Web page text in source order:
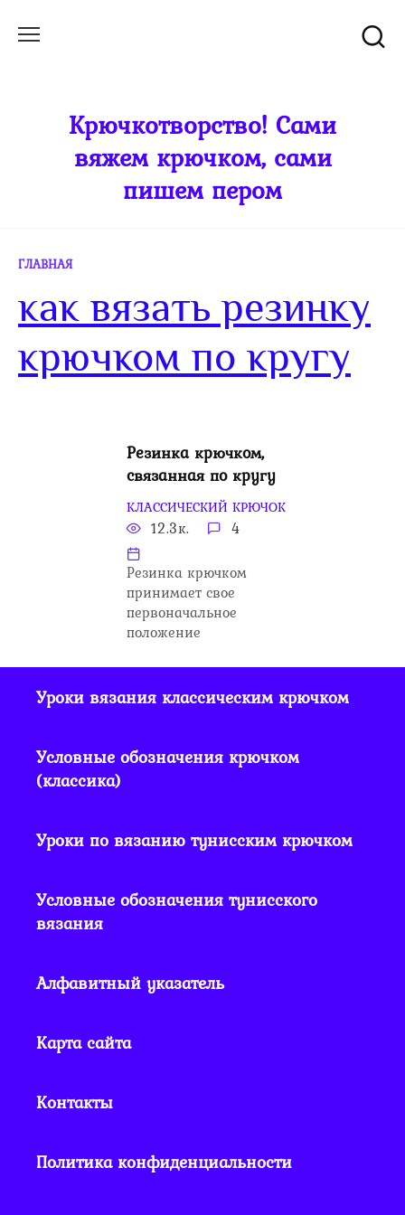
Крючкотворство! Сами
вяжем крючком, сами
пишем пером
ГЛАВНАЯ
как вязать резинку
крючком по кругу
Резинка крючком,
связанная по кругу
КЛАССИЧЕСКИЙ КРЮЧОК
12.3к. 4
Резинка крючком
принимает свое
первоначальное
положение
Уроки вязания классическим крючком
Условные обозначения крючком
(классика)
Уроки по вязанию тунисским крючком
Условные обозначения тунисского
вязания
Алфавитный указатель
Карта сайта
Контакты
Политика конфиденциальности